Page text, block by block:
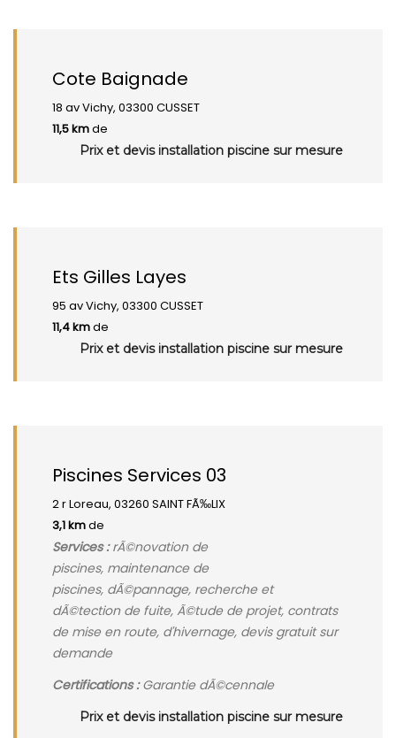
Cote Baignade
18 av Vichy, 03300 CUSSET
11,5 kmde
Prix et devis installation piscine sur mesure
Ets Gilles Layes
95 av Vichy, 03300 CUSSET
11,4 kmde
Prix et devis installation piscine sur mesure
Piscines Services 03
2 r Loreau, 03260 SAINT FÃ‰LIX
3,1 kmde
Services :rÃ©novation de
piscines, maintenance de
piscines, dÃ©pannage, recherche et
dÃ©tection de fuite, Ã©tude de projet, contrats
de mise en route, d'hivernage, devis gratuit sur
demande
Certifications :Garantie dÃ©cennale
Prix et devis installation piscine sur mesure